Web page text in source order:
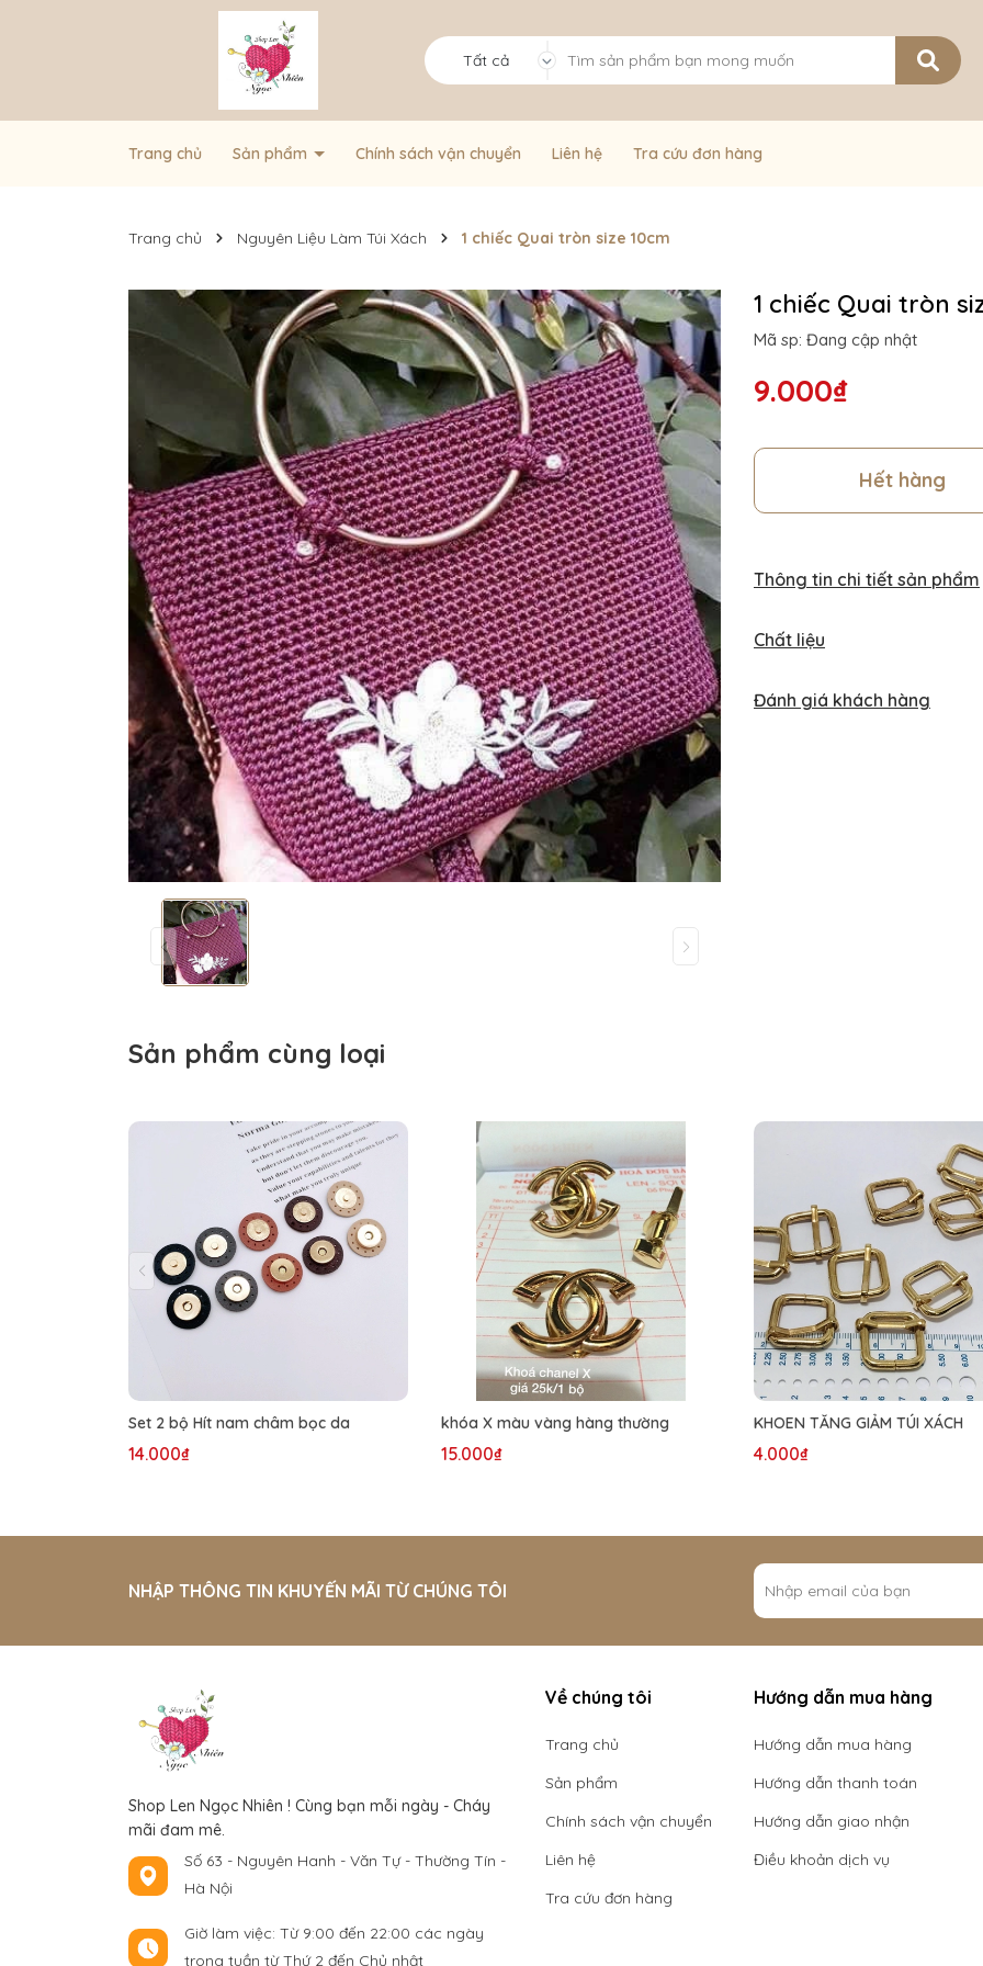
Tất cả
Trang chủ Sản phẩm Chính sách vận chuyển Liên hệ Tra cứu đơn hàng
Trang chủ Nguyên Liệu Làm Túi Xách 1 chiếc Quai tròn size 10cm
1 chiếc Quai tròn
Mã sp: Đang cập nhật
9.000₫
Hết hàng
Thông tin chi tiết sản phẩm
Chất liệu
Đánh giá khách hàng
Sản phẩm cùng loại
Set 2 bộ Hít nam châm bọc da
14.000₫
khóa X màu vàng hàng thường
15.000₫
KHOEN TĂNG GIẢM TÚI XÁCH
4.000₫
NHẬP THÔNG TIN KHUYẾN MÃI TỪ CHÚNG TÔI
Shop Len Ngọc Nhiên ! Cùng bạn mỗi ngày - Cháy
mãi đam mê.
Số 63 - Nguyên Hanh - Văn Tự - Thường Tín -
Hà Nội
Giờ làm việc: Từ 9:00 đến 22:00 các ngày
trong tuần từ Thứ 2 đến Chủ nhật
Về chúng tôi
Trang chủ
Sản phẩm
Chính sách vận chuyển
Liên hệ
Tra cứu đơn hàng
Hướng dẫn mua hàng
Hướng dẫn mua hàng
Hướng dẫn thanh toán
Hướng dẫn giao nhận
Điều khoản dịch vụ